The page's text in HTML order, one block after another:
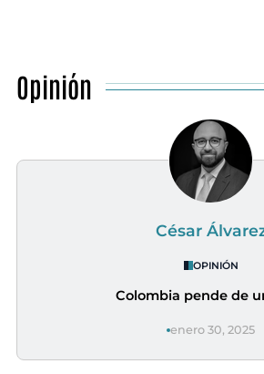
Opinión
César
OPINIÓN
Colombia pende de
enero 30, 2025